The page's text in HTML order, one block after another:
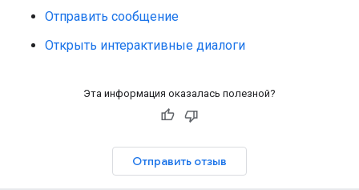
Отправить сообщение
Открыть интерактивные диалоги
Эта информация оказалась полезной?
Отправить отзыв